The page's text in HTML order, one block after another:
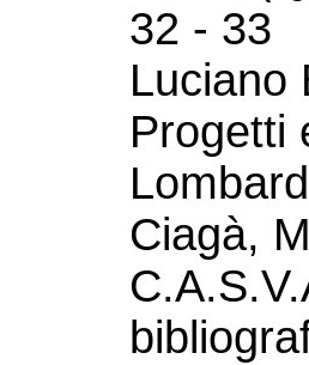
32 - 33
Luciano
Progetti
Ciagà,